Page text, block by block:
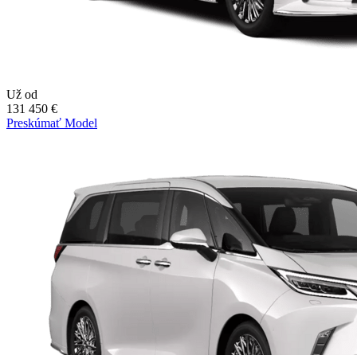
Už od
131 450 €
Preskúmať Model